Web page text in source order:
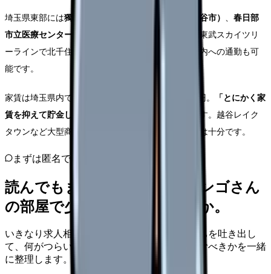
埼玉県東部には獨協医科大学埼玉医療センター（越谷市）
春日部
市立医療センター
などがあります。東武スカイツリ
ーラインで北千住方面へのアクセスが良く、東京都内への通勤も可
能です。
家賃は埼玉県内でも特に安く、ワンルーム3.5〜5万円。
「とにかく家
賃を抑えて貯金したい」
という方に最適なエリアです。越谷レイク
タウンなど大型商業施設もあり、日常生活の利便性は十分です。
まずは匿名で整理
読んでもまだ苦しいなら、カンゴさん
の部屋で少し話してみませんか。
いきなり求人相談には進みません。今の気持ちを吐き出し
て、何がつらいのか、辞めるべきか、少し休むべきかを一緒
に整理します。